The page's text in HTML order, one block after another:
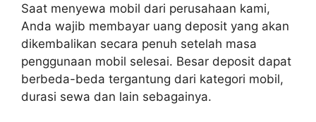
Saat menyewa mobil dari perusahaan kami,
Anda wajib membayar uang deposit yang akan
dikembalikan secara penuh setelah masa
penggunaan mobil selesai. Besar deposit dapat
berbeda-beda tergantung dari kategori mobil,
durasi sewa dan lain sebagainya.